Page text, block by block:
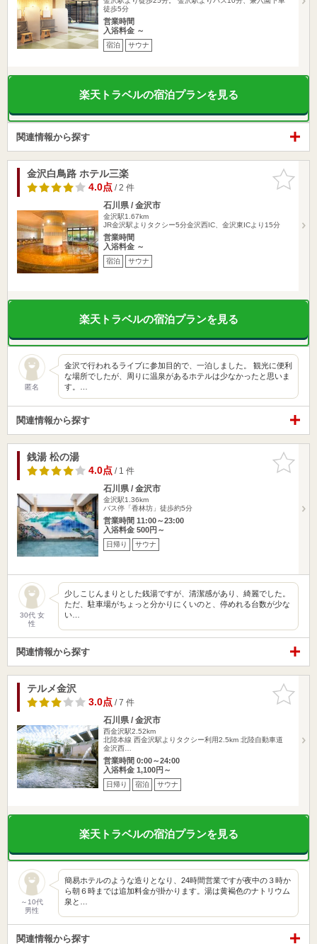
徒歩5分
営業時間
入浴料金 ～
宿泊 サウナ
楽天トラベルの宿泊プランを見る
関連情報から探す
お気に入
りに追加
金沢白鳥路 ホテル三楽
4.0点/ 2 件
石川県 / 金沢市
金沢駅1.67km
JR金沢駅よりタクシー5分金沢西IC、金沢東ICより15分
営業時間
入浴料金 ～
宿泊 サウナ
楽天トラベルの宿泊プランを見る
匿名
金沢で行われるライブに参加目的で、一泊しました。 観光に便利
な場所でしたが、周りに温泉があるホテルは少なかったと思いま
す。…
関連情報から探す
お気に入
りに追加
銭湯 松の湯
4.0点/ 1 件
石川県 / 金沢市
金沢駅1.36km
バス停「香林坊」徒歩約5分
営業時間 11:00～23:00
入浴料金 500円～
日帰り サウナ
30代 女
性
少しこじんまりとした銭湯ですが、清潔感があり、綺麗でした。
ただ、駐車場がちょっと分かりにくいのと、停めれる台数が少な
い…
関連情報から探す
お気に入
りに追加
テルメ金沢
3.0点/ 7 件
石川県 / 金沢市
西金沢駅2.52km
北陸本線 西金沢駅よりタクシー利用2.5km 北陸自動車道
金沢西…
営業時間 0:00～24:00
入浴料金 1,100円～
日帰り 宿泊 サウナ
楽天トラベルの宿泊プランを見る
～10代
男性
簡易ホテルのような造りとなり、24時間営業ですが夜中の３時か
ら朝６時までは追加料金が掛かります。湯は黄褐色のナトリウム
泉と…
関連情報から探す